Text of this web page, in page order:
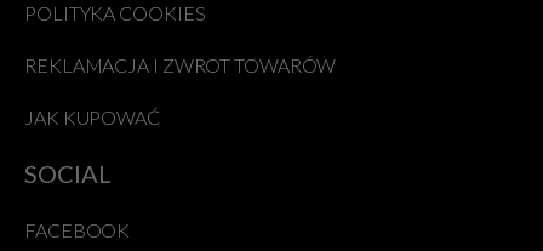
POLITYKA COOKIES
REKLAMACJA I ZWROT TOWARÓW
JAK KUPOWAĆ
SOCIAL
FACEBOOK